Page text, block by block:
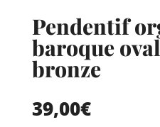
Pendentif
baroque
bronze
39,00€